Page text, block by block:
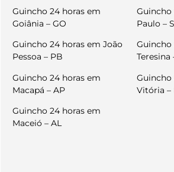
Guincho 24 horas em
Goiânia – GO
Guincho 24 horas em João
Pessoa – PB
Guincho 24 horas em
Macapá – AP
Guincho 24 horas em
Maceió – AL
Guincho
Paulo –
Guincho
Teresina
Guincho
Vitória –